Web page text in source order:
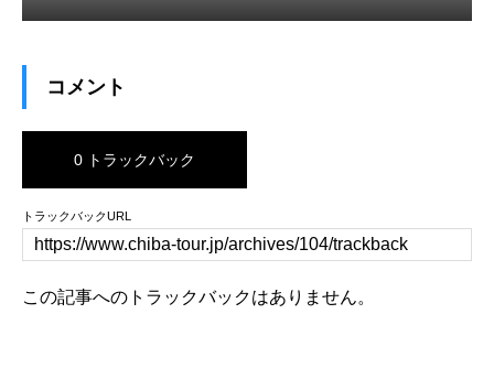
コメント
0 トラックバック
トラックバックURL
この記事へのトラックバックはありません。